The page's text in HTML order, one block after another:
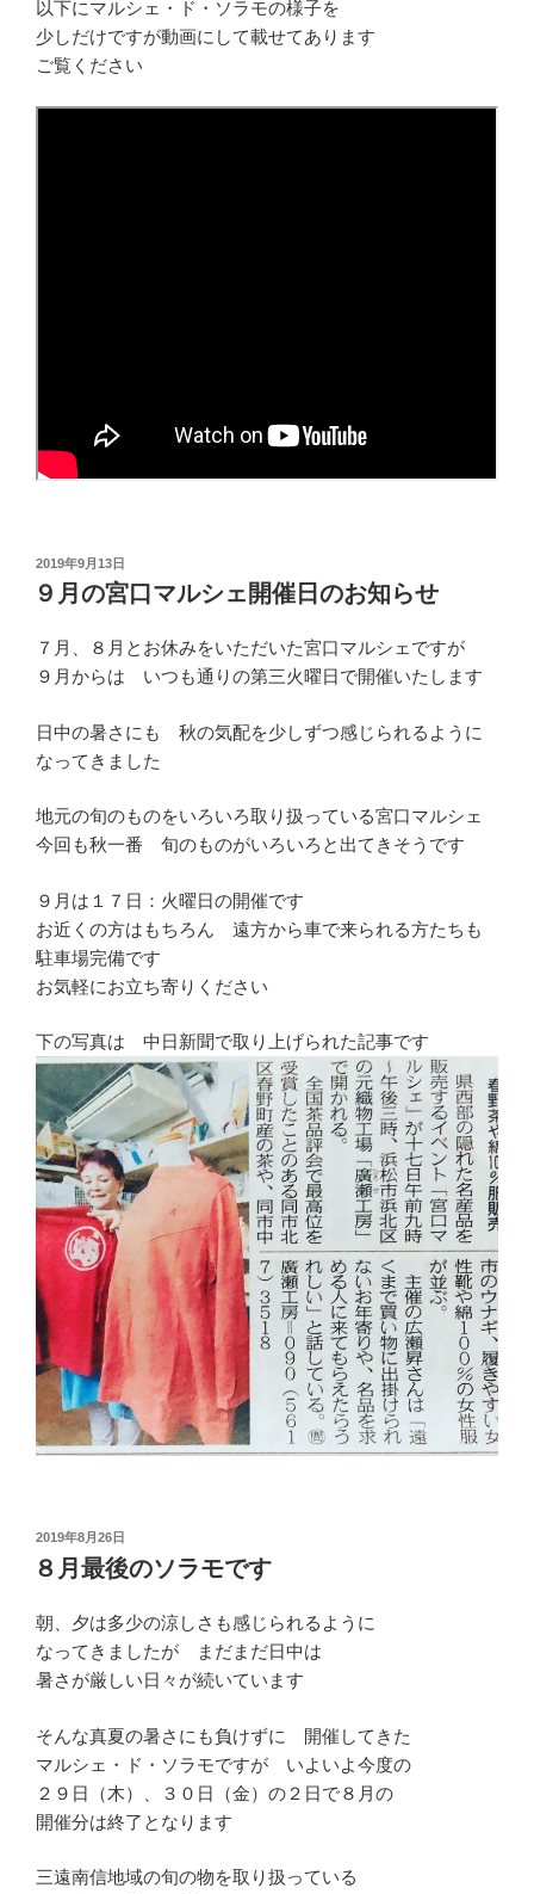
以下にマルシェ・ド・ソラモの様子を
少しだけですが動画にして載せてあります
ご覧ください
投
稿
日:
2019年9月13日
９月の宮口マルシェ開催日のお知らせ
７月、８月とお休みをいただいた宮口マルシェですが
９月からは いつも通りの第三火曜日で開催いたします
日中の暑さにも 秋の気配を少しずつ感じられるように
なってきました
地元の旬のものをいろいろ取り扱っている宮口マルシェ
今回も秋一番 旬のものがいろいろと出てきそうです
９月は１７日：火曜日の開催です
お近くの方はもちろん 遠方から車で来られる方たちも
駐車場完備です
お気軽にお立ち寄りください
下の写真は 中日新聞で取り上げられた記事です
投
稿
日:
2019年8月26日
８月最後のソラモです
朝、夕は多少の涼しさも感じられるように
なってきましたが まだまだ日中は
暑さが厳しい日々が続いています
そんな真夏の暑さにも負けずに 開催してきた
マルシェ・ド・ソラモですが いよいよ今度の
２９日（木）、３０日（金）の２日で８月の
開催分は終了となります
三遠南信地域の旬の物を取り扱っている